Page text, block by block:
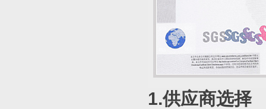
1.供应商选择